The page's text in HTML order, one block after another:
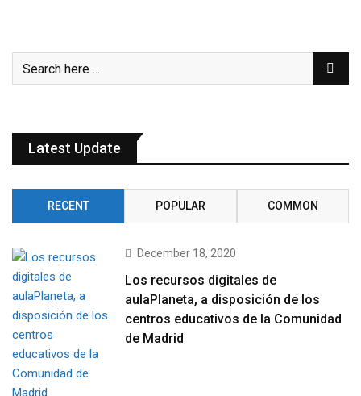
Latest Update
RECENT POPULAR COMMON
December 18, 2020
Los recursos digitales de
aulaPlaneta, a disposición de los
centros educativos de la Comunidad
de Madrid